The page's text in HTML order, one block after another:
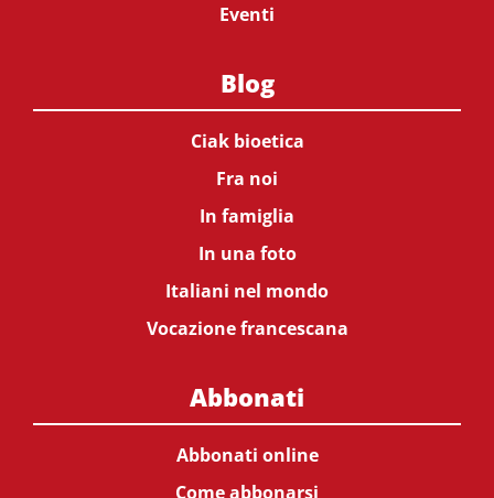
Eventi
Blog
Ciak bioetica
Fra noi
In famiglia
In una foto
Italiani nel mondo
Vocazione francescana
Abbonati
Abbonati online
Come abbonarsi